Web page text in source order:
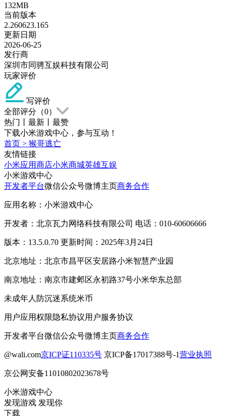
132MB
当前版本
2.260623.165
更新日期
2026-06-25
发行商
深圳市同骋互娱科技有限公司
玩家评价
写评价
全部评分（0）
热门
最新
最赞
下载小米游戏中心，参与互动！
首页 > 猴哥逃亡
友情链接
小米应用商店小米商城英雄互娱
小米游戏中心
开发者平台微信公众号微博主页商务合作
应用名称：小米游戏中心
开发者：北京瓦力网络科技有限公司 电话：010-60606666
版本：13.5.0.70 更新时间：2025年3月24日
北京地址：北京市昌平区安居路小米智慧产业园
南京地址：南京市建邺区永初路37号小米华东总部
未成年人防沉迷系统米币
用户应用权限隐私协议用户服务协议
开发者平台微信公众号微博主页商务合作
@wali.com京ICP证110335号 京ICP备17017388号-1营业执照
京公网安备11010802023678号
小米游戏中心
发现游戏 发现你
下载